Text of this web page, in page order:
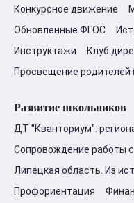
Конкурсное движение
Обновленные ФГОС
Инструктажи
Клуб
Просвещение родителей
Развитие школьников
ДТ "Кванториум":
Сопровождение работы
Липецкая область. Из
Профориентация